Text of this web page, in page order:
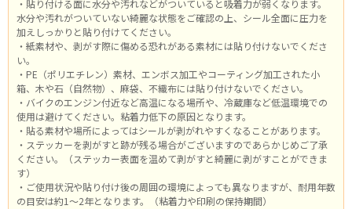
・貼り付ける面に水分や汚れなどがついていると吸着力が弱くなります。
水分や汚れがついていない綺麗な状態をご確認の上、シール全面に圧力を
加えしっかりと貼り付けてください。
・紙素材や、剥がす際に傷める恐れがある素材には貼り付けないでくださ
い。
・PE（ポリエチレン）素材、エンボス加工やコーティング加工された小
箱、木や石（自然物）、麻袋、不織布には貼り付けないでください。
・バイクのエンジン付近など高温になる場所や、冷蔵庫など低温環境での
使用は避けてください。粘着力低下の原因となります。
・貼る素材や場所によってはシールが剥がれやすくなることがあります。
・ステッカーを剥がすと跡が残る場合がございますのであらかじめご了承
ください。（ステッカー表面を温めて剥がすと綺麗に剥がすことができま
す）
・ご使用状況や貼り付け後の周囲の環境によっても異なりますが、耐用年数
の目安は約1～2年となります。（粘着力や印刷の保持期間）